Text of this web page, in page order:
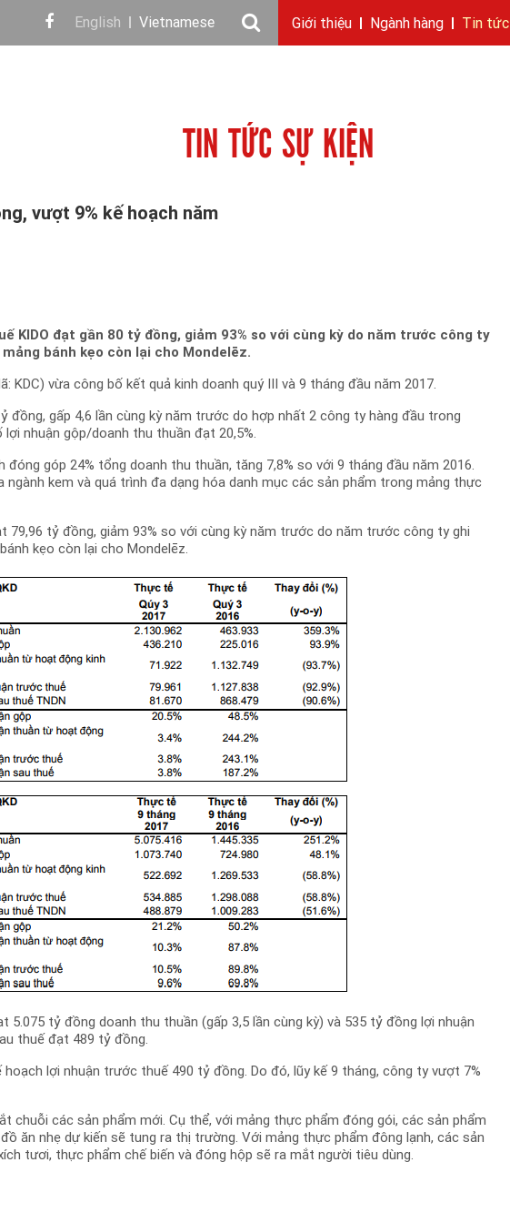
English Vietnamese Giới thiệu Ngành hàng Tin tức
TIN TỨC SỰ KIỆN
vượt 9% kế hoạch năm
KIDO đạt gần 80 tỷ đồng, giảm 93% so với cùng kỳ do năm trước công ty
bánh kẹo còn lại cho Mondelēz.
KDC) vừa công bố kết quả kinh doanh quý III và 9 tháng đầu năm 2017.
đồng, gấp 4,6 lần cùng kỳ năm trước do hợp nhất 2 công ty hàng đầu trong
lợi nhuận gộp/doanh thu thuần đạt 20,5%.
đóng góp 24% tổng doanh thu thuần, tăng 7,8% so với 9 tháng đầu năm 2016.
kem và quá trình đa dạng hóa danh mục các sản phẩm trong mảng thực
79,96 tỷ đồng, giảm 93% so với cùng kỳ năm trước do năm trước công ty ghi
kẹo còn lại cho Mondelēz.
5.075 tỷ đồng doanh thu thuần (gấp 3,5 lần cùng kỳ) và 535 tỷ đồng lợi nhuận
thuế đạt 489 tỷ đồng.
lợi nhuận trước thuế 490 tỷ đồng. Do đó, lũy kế 9 tháng, công ty vượt 7%
chuỗi các sản phẩm mới. Cụ thể, với mảng thực phẩm đóng gói, các sản phẩm
ăn nhẹ dự kiến sẽ tung ra thị trường. Với mảng thực phẩm đông lạnh, các sản
tươi, thực phẩm chế biến và đóng hộp sẽ ra mắt người tiêu dùng.